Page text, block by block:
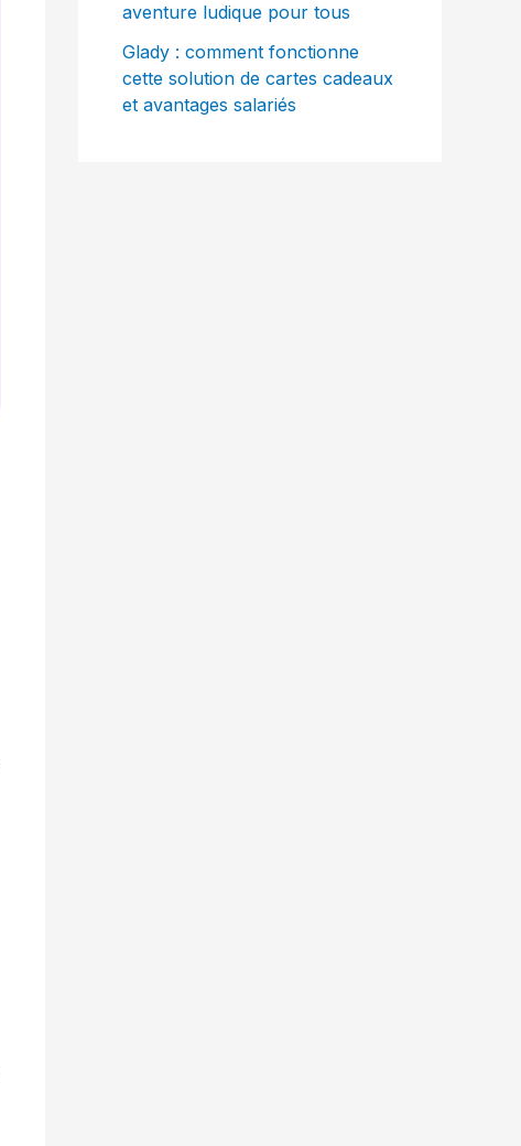
aventure ludique pour tous
Glady : comment fonctionne
cette solution de cartes cadeaux
et avantages salariés